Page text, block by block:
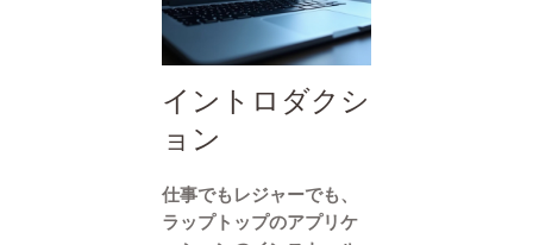
イントロダクシ
ョン
仕事でもレジャーでも、
ラップトップのアプリケ